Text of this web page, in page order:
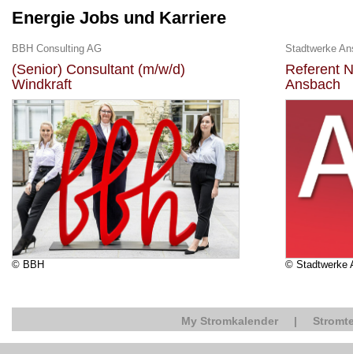
Energie Jobs und Karriere
BBH Consulting AG
(Senior) Consultant (m/w/d)
Windkraft
© BBH
Stadtwerke
Referent
Ansbach
© Stadtwerke
My Stromkalender |